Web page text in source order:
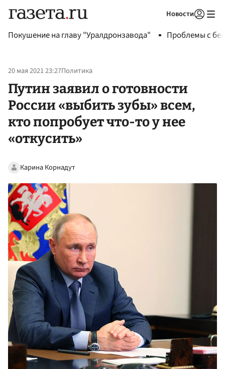
Новости
Покушение на главу "Уралдронзавода" Проблемы с
20 мая 2021 23:27Политика
Путин заявил о готовности
России «выбить зубы» всем,
кто попробует что-то у нее
«откусить»
Карина Корнадут